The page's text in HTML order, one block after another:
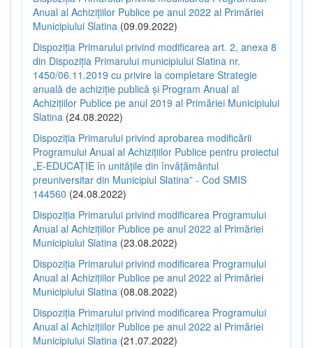
Anual al Achizițiilor Publice pe anul 2022 al Primăriei
Municipiului Slatina (09.09.2022)
Dispoziția Primarului privind modificarea art. 2, anexa 8
din Dispoziția Primarului municipiului Slatina nr.
1450/06.11.2019 cu privire la completare Strategie
anuală de achiziție publică și Program Anual al
Achizițiilor Publice pe anul 2019 al Primăriei Municipiului
Slatina (24.08.2022)
Dispoziția Primarului privind aprobarea modificării
Programului Anual al Achizițiilor Publice pentru proiectul
„E-EDUCAȚIE în unitățile din învățământul
preuniversitar din Municipiul Slatina” - Cod SMIS
144560 (24.08.2022)
Dispoziția Primarului privind modificarea Programului
Anual al Achizițiilor Publice pe anul 2022 al Primăriei
Municipiului Slatina (23.08.2022)
Dispoziția Primarului privind modificarea Programului
Anual al Achizițiilor Publice pe anul 2022 al Primăriei
Municipiului Slatina (08.08.2022)
Dispoziția Primarului privind modificarea Programului
Anual al Achizițiilor Publice pe anul 2022 al Primăriei
Municipiului Slatina (21.07.2022)